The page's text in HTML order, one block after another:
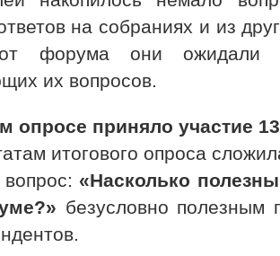
на собраниях и из
форума они ожидали
их вопросов.
опросе приняло участие
итогового опроса
«Насколько
безусловно полезным